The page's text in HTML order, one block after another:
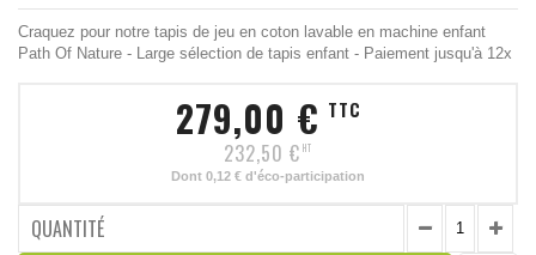
Craquez pour notre tapis de jeu en coton lavable en machine enfant
Path Of Nature - Large sélection de tapis enfant - Paiement jusqu'à 12x
279,00 € TTC
232,50 € HT
Dont 0,12 € d'éco-participation
QUANTITÉ